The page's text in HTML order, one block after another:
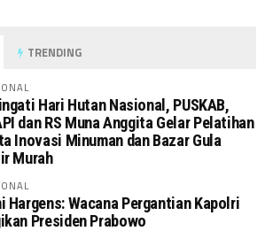
TRENDING
Hari Hutan Nasional, PUSKAB,
dan RS Muna Anggita Gelar Pelatihan
Inovasi Minuman dan Bazar Gula
Murah
Hargens: Wacana Pergantian Kapolri
Presiden Prabowo